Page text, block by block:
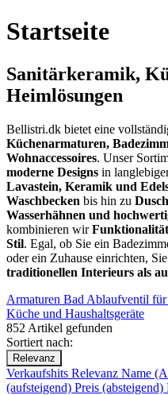
Startseite
Sanitärkeramik,
Heimlösungen
Bellistri.dk bietet eine
Küchenarmaturen,
Wohnaccessoires. Unser
moderne Designs in
Lavastein, Keramik und
Waschbecken bis hin zu
Wasserhähnen und
kombinieren wir
Stil. Egal, ob Sie ein
oder ein Zuhause einrichten,
traditionellen Interieurs als
Armaturen Bad Ablaufventil
Küche und Haushaltsgeräte
852 Artikel gefunden
Sortiert nach:
Relevanz
Verkaufshits Relevanz Name
(aufsteigend) Preis (absteigend)